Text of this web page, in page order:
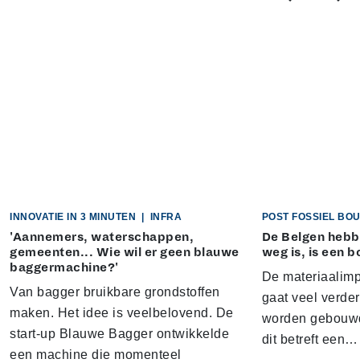
INNOVATIE IN 3 MINUTEN INFRA
'Aannemers, waterschappen,
gemeenten... Wie wil er geen blauwe
baggermachine?'
Van bagger bruikbare grondstoffen
maken. Het idee is veelbelovend. De
start-up Blauwe Bagger ontwikkelde
een machine die momenteel
POST FOSSIEL
De Belgen
weg is, is een
De
gaat veel
worden
dit betreft een…